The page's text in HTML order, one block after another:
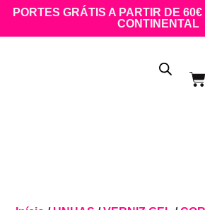
PORTES GRÁTIS A PARTIR DE
CONTINENTAL